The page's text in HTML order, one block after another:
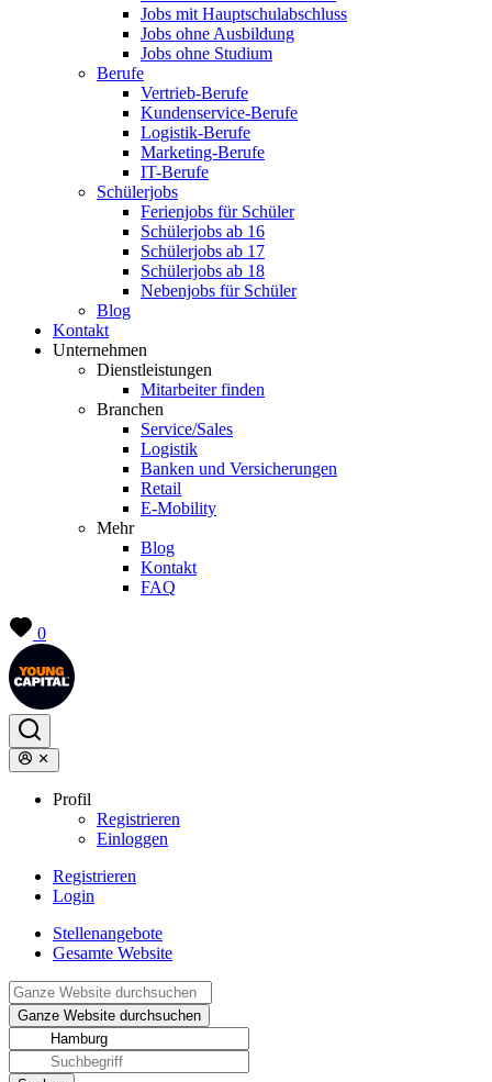
Jobs mit Hauptschulabschluss
Jobs ohne Ausbildung
Jobs ohne Studium
Berufe
Vertrieb-Berufe
Kundenservice-Berufe
Logistik-Berufe
Marketing-Berufe
IT-Berufe
Schülerjobs
Ferienjobs für Schüler
Schülerjobs ab 16
Schülerjobs ab 17
Schülerjobs ab 18
Nebenjobs für Schüler
Blog
Kontakt
Unternehmen
Dienstleistungen
Mitarbeiter finden
Branchen
Service/Sales
Logistik
Banken und Versicherungen
Retail
E-Mobility
Mehr
Blog
Kontakt
FAQ
0
Profil
Registrieren
Einloggen
Registrieren
Login
Stellenangebote
Gesamte Website